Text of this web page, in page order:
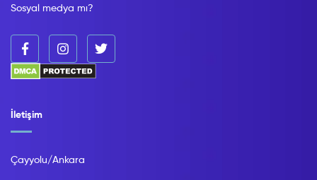
Sosyal medya mı?
İletişim
Çayyolu/Ankara